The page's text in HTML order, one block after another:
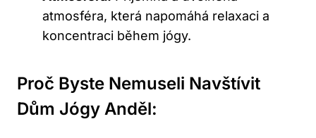
atmosféra, která napomáhá relaxaci a
koncentraci během jógy.
Proč Byste Nemuseli Navštívit
Dům Jógy Anděl: